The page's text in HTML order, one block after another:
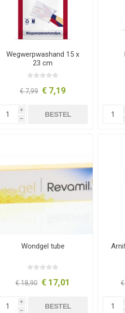
Wegwerpwashand 15 x
23 cm
€ 7,99 € 7,19
i
h
BESTEL
Wondgel tube
€ 18,90 € 17,01
i
h
BESTEL